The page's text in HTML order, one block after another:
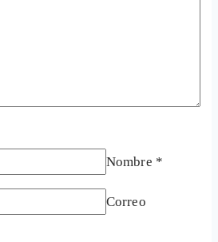
Nombre *
Correo